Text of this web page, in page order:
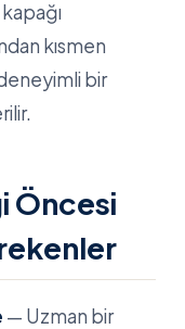
kısmen
bir
Öncesi
— Uzman bir